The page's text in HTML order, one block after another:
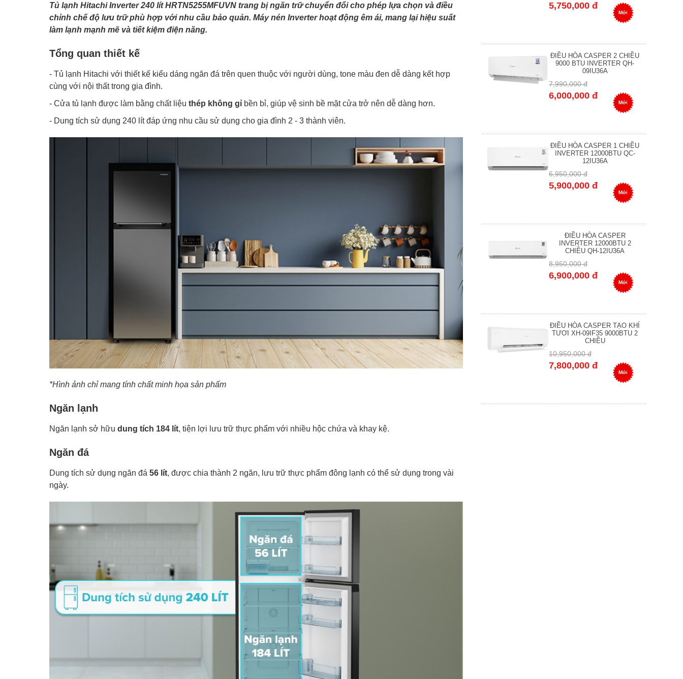
Tủ lạnh Hitachi Inverter 240 lít HRTN5255MFUVN trang bị ngăn trữ chuyển đổi cho phép lựa chọn và điều
chỉnh chế độ lưu trữ phù hợp với nhu cầu bảo quản. Máy nén Inverter hoạt động êm ái, mang lại hiệu suất
làm lạnh mạnh mẽ và tiết kiệm điện năng.
Tổng quan thiết kế
- Tủ lạnh Hitachi với thiết kế kiểu dáng ngăn đá trên quen thuộc với người dùng, tone màu đen dễ dàng kết hợp
cùng với nội thất trong gia đình.
- Cửa tủ lạnh được làm bằng chất liệu thép không gỉ bền bỉ, giúp vệ sinh bề mặt cửa trở nên dễ dàng hơn.
- Dung tích sử dụng 240 lít đáp ứng nhu cầu sử dụng cho gia đình 2 - 3 thành viên.
*Hình ảnh chỉ mang tính chất minh họa sản phẩm
Ngăn lạnh
Ngăn lạnh sở hữu dung tích 184 lít, tiện lợi lưu trữ thực phẩm với nhiều hộc chứa và khay kệ.
Ngăn đá
Dung tích sử dụng ngăn đá 56 lít, được chia thành 2 ngăn, lưu trữ thực phẩm đông lạnh có thể sử dụng trong vài
ngày.
5,750,000 đ
Mới
ĐIỀU HÒA CASPER 2 CHIỀU
9000 BTU INVERTER QH-
09IU36A
7,990,000 đ
6,000,000 đ
Mới
ĐIỀU HÒA CASPER 1 CHIỀU
INVERTER 12000BTU QC-
12IU36A
6,950,000 đ
5,900,000 đ
Mới
ĐIỀU HÒA CASPER
INVERTER 12000BTU 2
CHIỀU QH-12IU36A
8,950,000 đ
6,900,000 đ
Mới
ĐIỀU HÒA CASPER TẠO KHÍ
TƯƠI XH-09IF35 9000BTU 2
CHIỀU
10,950,000 đ
7,800,000 đ
Mới